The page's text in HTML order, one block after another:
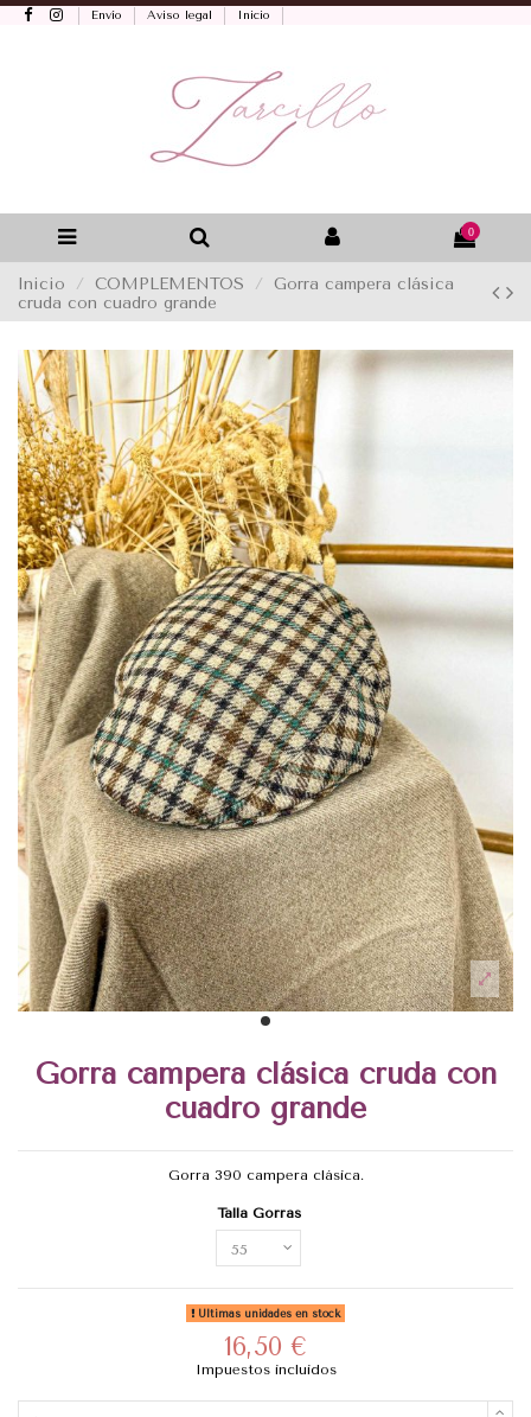
Envío Aviso legal Inicio
0
Inicio COMPLEMENTOS
Gorra campera clásica
cruda con cuadro grande
Gorra campera clásica cruda con
cuadro grande
Gorra 390 campera clásica.
Talla Gorras
Últimas unidades en stock
16,50 €
Impuestos incluidos